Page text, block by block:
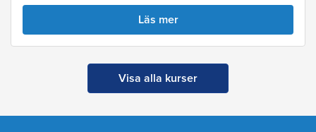
Läs mer
Visa alla kurser